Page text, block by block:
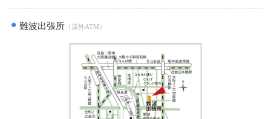
難波出張所 （店外ATM）